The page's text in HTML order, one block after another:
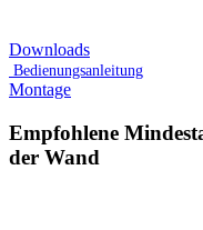
Downloads
Bedienungsanleitung
Montage
Empfohlene
der Wand